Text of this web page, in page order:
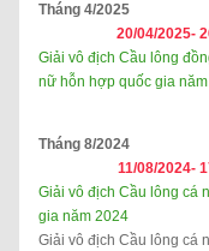
Tháng 4/2025
20/04/2025-
Giải vô địch Cầu lông
nữ hỗn hợp quốc gia
Tháng 8/2024
11/08/2024-
Giải vô địch Cầu lông cá
gia năm 2024
Giải vô địch Cầu lông cá